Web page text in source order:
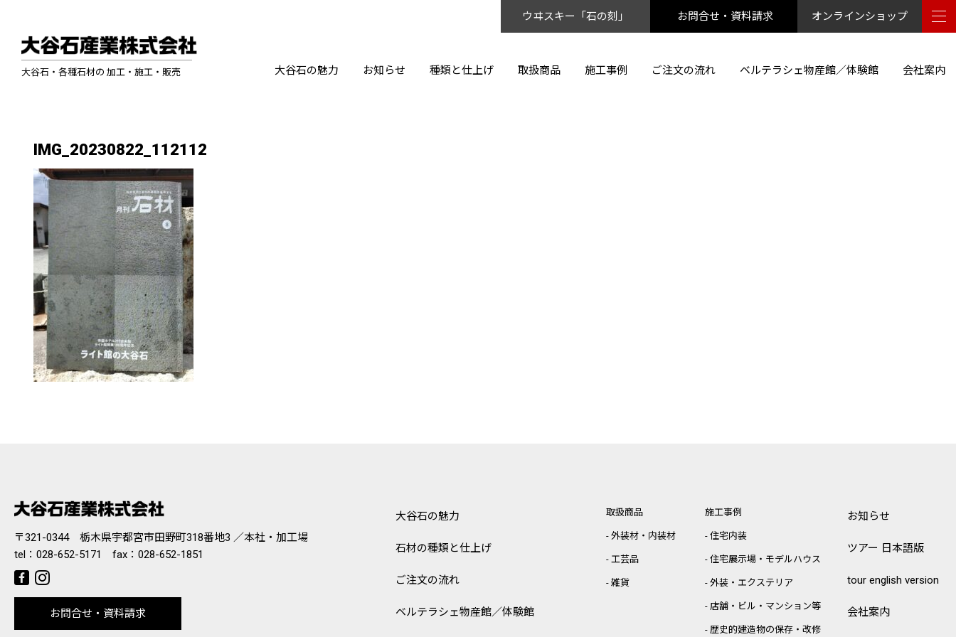
大谷石・各種石材の 加工・施工・販売 大谷石の魅力 お知らせ 種類と仕上げ 取扱商品 施工事例 ご注文の流れ ベルテラシェ物産館／体験館 会社案内
ウヰスキー「石の刻」 お問合せ・資料請求 オンラインショップ
IMG_20230822_112112
〒321-0344 栃木県宇都宮市田野町318番地3 ／本社・加工場
tel： 028-652-5171 fax：028-652-1851
お問合せ・資料請求
大谷石の魅力
石材の種類と仕上げ
ご注文の流れ
ベルテラシェ物産館／体験館
お知らせ
ツアー 日本語版
tour english version
会社案内
取扱商品
外装材・内装材
工芸品
雑貨
施工事例
住宅内装
住宅展示場・モデルハウス
外装・エクステリア
店舗・ビル・マンション等
歴史的建造物の保存・改修